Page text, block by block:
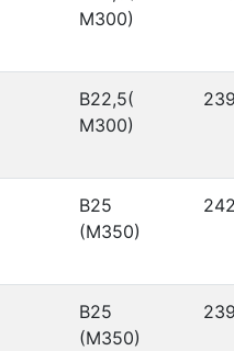
М300)
В22,5(
М300)
В25
(М350)
В25
(М350)